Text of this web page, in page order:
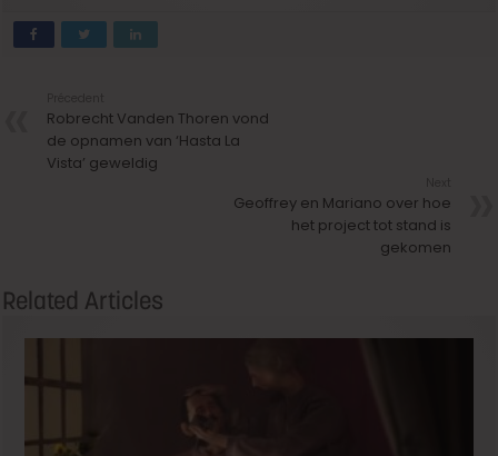
Robrecht Vanden Thoren vond
de opnamen van ‘Hasta La
Vista’ geweldig
Geoffrey en Mariano over hoe
het project tot stand is
gekomen
Related Articles